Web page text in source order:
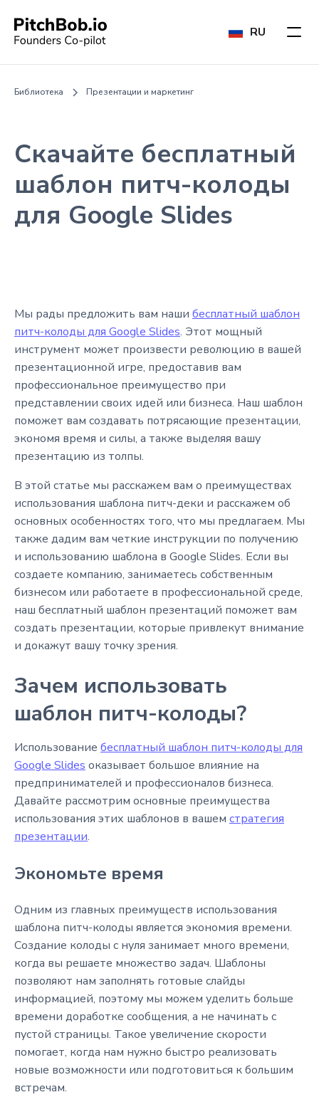
RU
Библиотека Презентации и маркетинг
Скачайте бесплатный
шаблон питч-колоды
для Google Slides
Мы рады предложить вам наши бесплатный шаблон
питч-колоды для Google Slides. Этот мощный
инструмент может произвести революцию в вашей
презентационной игре, предоставив вам
профессиональное преимущество при
представлении своих идей или бизнеса. Наш шаблон
поможет вам создавать потрясающие презентации,
экономя время и силы, а также выделяя вашу
презентацию из толпы.
В этой статье мы расскажем вам о преимуществах
использования шаблона питч-деки и расскажем об
основных особенностях того, что мы предлагаем. Мы
также дадим вам четкие инструкции по получению
и использованию шаблона в Google Slides. Если вы
создаете компанию, занимаетесь собственным
бизнесом или работаете в профессиональной среде,
наш бесплатный шаблон презентаций поможет вам
создать презентации, которые привлекут внимание
и докажут вашу точку зрения.
Зачем использовать
шаблон питч-колоды?
Использование бесплатный шаблон питч-колоды для
Google Slides оказывает большое влияние на
предпринимателей и профессионалов бизнеса.
Давайте рассмотрим основные преимущества
использования этих шаблонов в вашем стратегия
презентации.
Экономьте время
Одним из главных преимуществ использования
шаблона питч-колоды является экономия времени.
Создание колоды с нуля занимает много времени,
когда вы решаете множество задач. Шаблоны
позволяют нам заполнять готовые слайды
информацией, поэтому мы можем уделить больше
времени доработке сообщения, а не начинать с
пустой страницы. Такое увеличение скорости
помогает, когда нам нужно быстро реализовать
новые возможности или подготовиться к большим
встречам.